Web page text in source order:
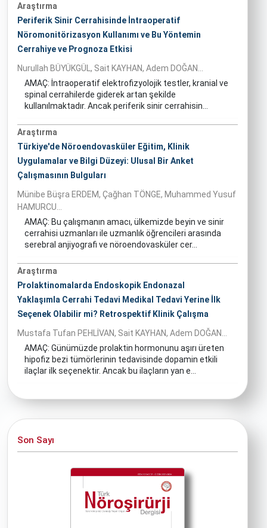
Araştırma
Periferik Sinir Cerrahisinde İntraoperatif
Nöromonitörizasyon Kullanımı ve Bu Yöntemin
Cerrahiye ve Prognoza Etkisi
Nurullah BÜYÜKGÜL, Sait KAYHAN, Adem DOĞAN...
AMAÇ: İntraoperatif elektrofizyolojik testler, kranial ve
spinal cerrahilerde giderek artan şekilde
kullanılmaktadır. Ancak periferik sinir cerrahisin...
Araştırma
Türkiye'de Nöroendovasküler Eğitim, Klinik
Uygulamalar ve Bilgi Düzeyi: Ulusal Bir Anket
Çalışmasının Bulguları
Münibe Büşra ERDEM, Çağhan TÖNGE, Muhammed Yusuf
HAMURCU...
AMAÇ: Bu çalışmanın amacı, ülkemizde beyin ve sinir
cerrahisi uzmanları ile uzmanlık öğrencileri arasında
serebral anjiyografi ve nöroendovasküler cer...
Araştırma
Prolaktinomalarda Endoskopik Endonazal
Yaklaşımla Cerrahi Tedavi Medikal Tedavi Yerine İlk
Seçenek Olabilir mi? Retrospektif Klinik Çalışma
Mustafa Tufan PEHLİVAN, Sait KAYHAN, Adem DOĞAN...
AMAÇ: Günümüzde prolaktin hormonunu aşırı üreten
hipofiz bezi tümörlerinin tedavisinde dopamin etkili
ilaçlar ilk seçenektir. Ancak bu ilaçların yan e...
Son Sayı